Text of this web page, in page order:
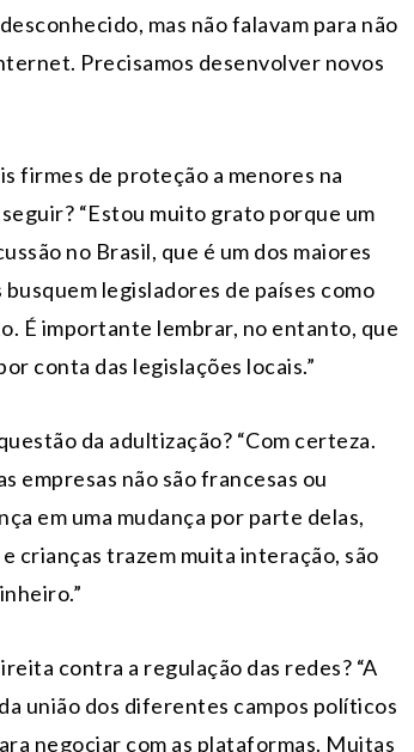
mas não falavam para não
Precisamos desenvolver novos
firmes de proteção a menores na
“Estou muito grato porque um
no Brasil, que é um dos maiores
legisladores de países como
É importante lembrar, no entanto, que
conta das legislações locais.”
da adultização? “Com certeza.
empresas não são francesas ou
em uma mudança por parte delas,
crianças trazem muita interação, são
contra a regulação das redes? “A
união dos diferentes campos políticos
negociar com as plataformas. Muitas